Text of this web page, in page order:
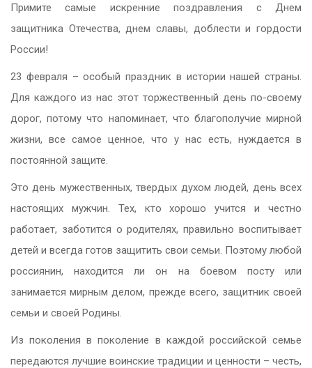
Примите самые искренние поздравления с Днем
защитника Отечества, днем славы, доблести и гордости
России!
23 февраля – особый праздник в истории нашей страны.
Для каждого из нас этот торжественный день по-своему
дорог, потому что напоминает, что благополучие мирной
жизни, все самое ценное, что у нас есть, нуждается в
постоянной защите.
Это день мужественных, твердых духом людей, день всех
настоящих мужчин. Тех, кто хорошо учится и честно
работает, заботится о родителях, правильно воспитывает
детей и всегда готов защитить свои семьи. Поэтому любой
россиянин, находится ли он на боевом посту или
занимается мирным делом, прежде всего, защитник своей
семьи и своей Родины.
Из поколения в поколение в каждой российской семье
передаются лучшие воинские традиции и ценности – честь,